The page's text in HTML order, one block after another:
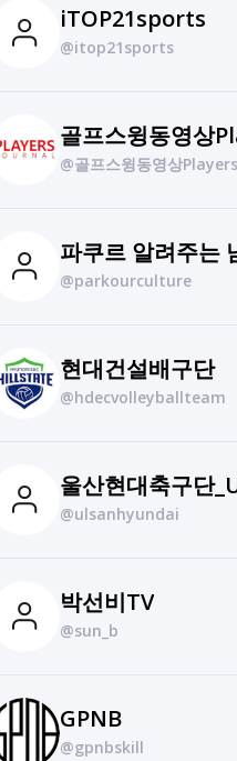
iTOP21sports
@itop21sports
골프스윙동영상
@골프스윙동영상
파쿠르 알려주는
@parkourculture
현대건설배구단
@hdecvolleyballteam
@ulsanhyundai
박선비TV
@sun_b
GPNB
@gpnbskill